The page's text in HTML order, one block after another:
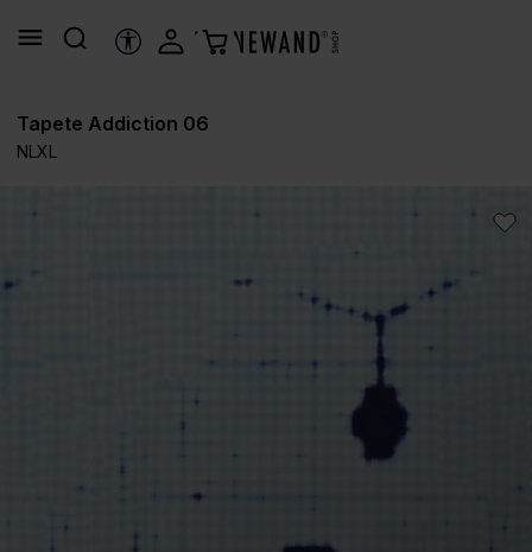
springen
HILFSTOOLS
Tapete Addiction 06
NLXL